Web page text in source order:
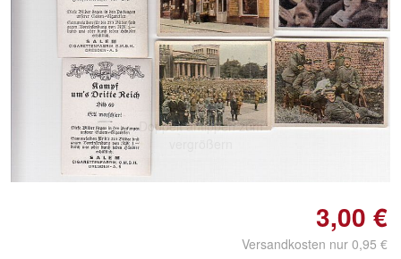
Doppelt antippen zum
3,00 €
Versandkosten nur 0,95 €